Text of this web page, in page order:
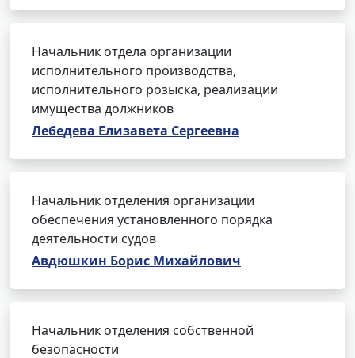
Начальник отдела организации
исполнительного производства,
исполнительного розыска, реализации
имущества должников
Лебедева Елизавета Сергеевна
Начальник отделения организации
обеспечения установленного порядка
деятельности судов
Авдюшкин Борис Михайлович
Начальник отделения собственной
безопасности